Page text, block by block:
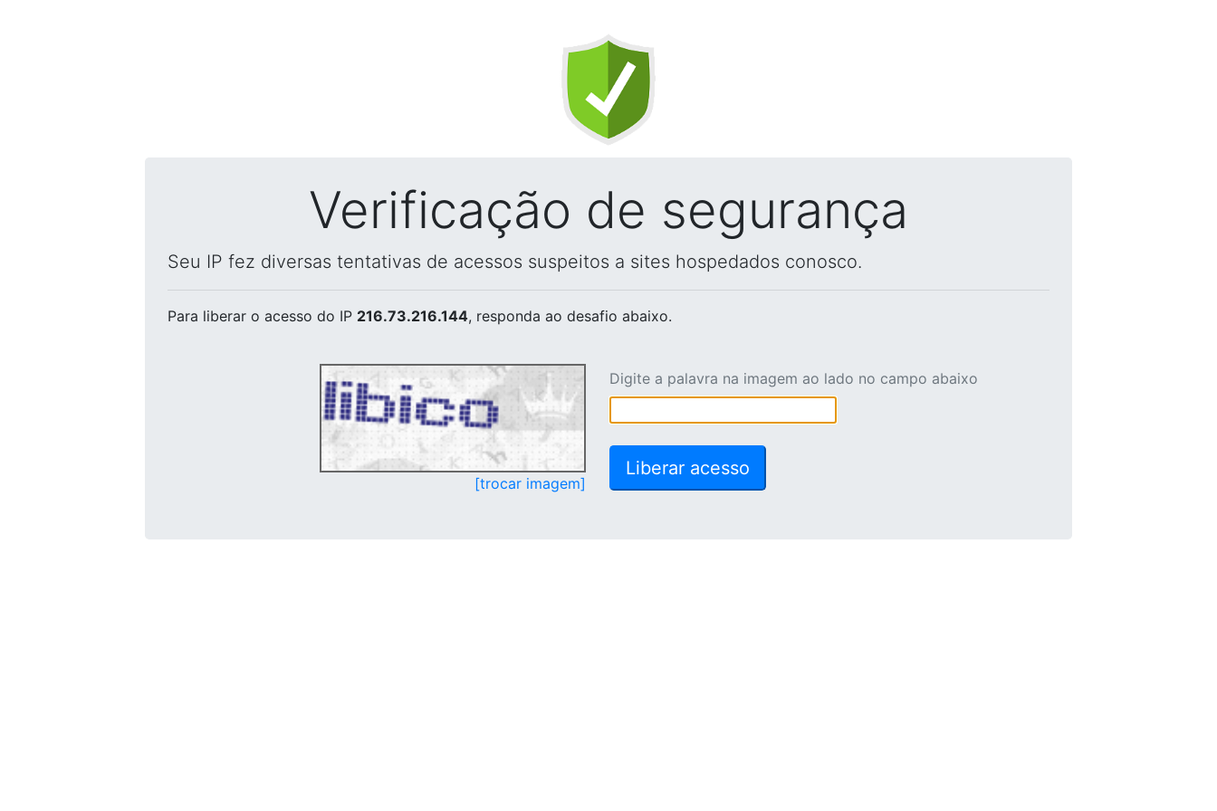
Verificação de segurança
Seu IP fez diversas tentativas de acessos suspeitos a sites hospedados conosco.
Para liberar o acesso do IP 216.73.216.144, responda ao desafio abaixo.
[trocar imagem]
Digite a palavra na imagem ao lado no campo abaixo